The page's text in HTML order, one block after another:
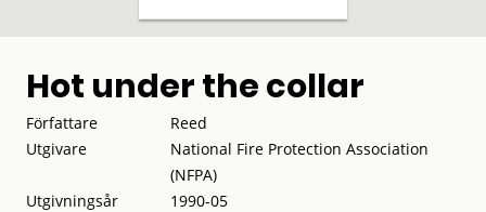
Hot under the collar
Författare
Reed
Utgivare
National Fire Protection Association
(NFPA)
Utgivningsår
1990-05